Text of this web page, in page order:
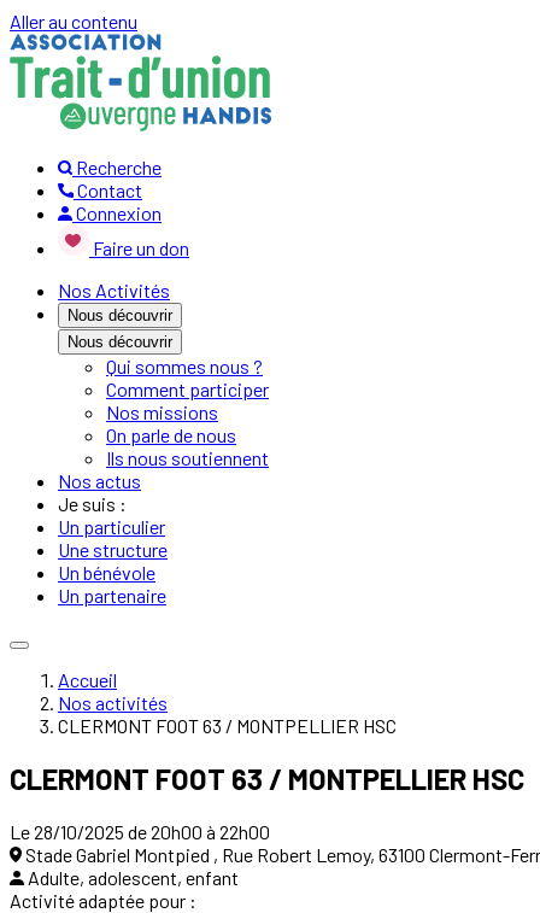
Aller au contenu
Recherche
Contact
Connexion
Faire un don
Nos Activités
Nous découvrir
Nous découvrir
Qui sommes nous ?
Comment participer
Nos missions
On parle de nous
Ils nous soutiennent
Nos actus
Je suis :
Un particulier
Une structure
Un bénévole
Un partenaire
Accueil
Nos activités
CLERMONT FOOT 63 / MONTPELLIER HSC
CLERMONT FOOT 63 / MONTPELLIER HSC
Le 28/10/2025 de 20h00 à 22h00
Stade Gabriel Montpied , Rue Robert Lemoy, 63100 Clermont-
Adulte, adolescent, enfant
Activité adaptée pour :